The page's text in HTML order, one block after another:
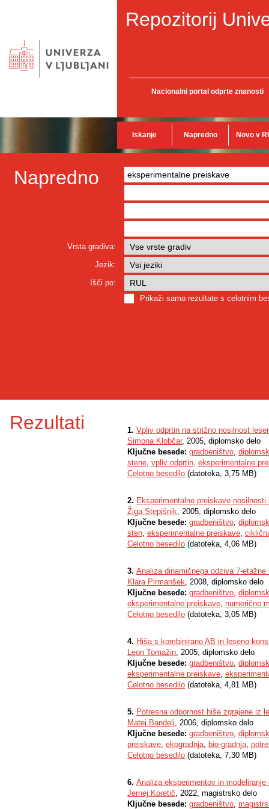
Repozitorij
Nacionalni portal odprte znanosti
Iskanje Napredno Novo v
Napredno
Vrsta gradiva:
Jezik:
Išči po:
Prikaži samo rezultate s celotnim
Rezultati 1. Vpliv odprtin na strižno nosilnost
Simona Klobčar, 2005, diplomsko delo
Ključne besede: gradbeništvo,
stene, vpliv odprtin, eksperimentalne
Celotno besedilo (datoteka, 3,75 MB)
2. Eksperimentalne preiskave
Žiga Stepišnik, 2005, diplomsko delo
Ključne besede: gradbeništvo,
sten, eksperimentalne preiskave,
Celotno besedilo (datoteka, 4,06 MB)
3. Analiza dinamičnega odziva 7-
Klara Pirmanšek, 2008, diplomsko delo
Ključne besede: gradbeništvo,
eksperimentalne preiskave, numerično
Celotno besedilo (datoteka, 3,05 MB)
4. Hiša s kombinirano AB in leseno
Leon Tomažin, 2005, diplomsko delo
Ključne besede: gradbeništvo,
eksperimentalne preiskave,
Celotno besedilo (datoteka, 4,81 MB)
5. Potresna odpornost hiše zgrajene iz
Matej Bandelj, 2006, diplomsko delo
Ključne besede: gradbeništvo,
preiskave, ekogradnja, bio-gradnja,
Celotno besedilo (datoteka, 7,30 MB)
6. Analiza eksperimentov in
Jernej Koretič, 2022, magistrsko delo
Ključne besede: gradbeništvo,